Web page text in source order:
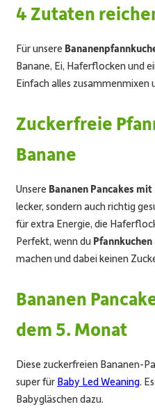
4 Zutaten
Für unsere
Banane, Ei, Haferflocken und
Einfach alles zusammenmixen
Zuckerfreie
Banane
Unsere Bananen Pancakes
lecker, sondern auch richtig
für extra Energie, die
Perfekt, wenn du
machen und dabei keinen
Bananen
dem 5. Monat
Diese zuckerfreien Bananen-
super für Baby Led Weaning.
Babygläschen dazu.